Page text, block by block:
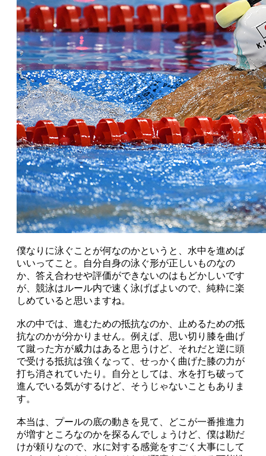
僕なりに泳ぐことが何なのかというと、水中を進めば
いいってこと。自分自身の泳ぐ形が正しいものなの
か、答え合わせや評価ができないのはもどかしいです
が、競泳はルール内で速く泳げばよいので、純粋に楽
しめていると思いますね。
水の中では、進むための抵抗なのか、止めるための抵
抗なのかが分かりません。例えば、思い切り膝を曲げ
て蹴った方が威力はあると思うけど、それだと逆に頭
で受ける抵抗は強くなって、せっかく曲げた膝の力が
打ち消されていたり。自分としては、水を打ち破って
進んでいる気がするけど、そうじゃないこともありま
す。
本当は、プールの底の動きを見て、どこが一番推進力
が増すところなのかを探るんでしょうけど、僕は勘だ
けが頼りなので、水に対する感覚をすごく大事にして